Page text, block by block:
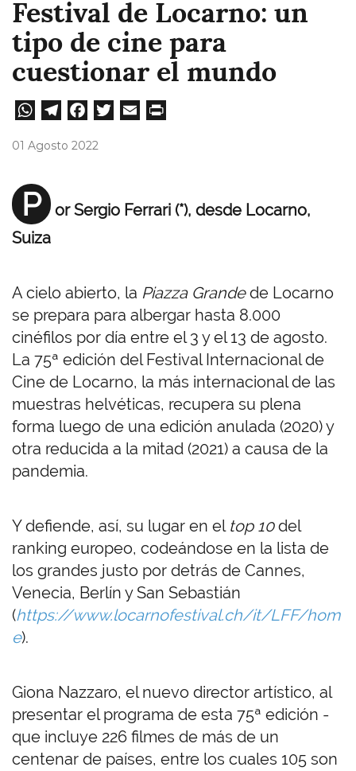
Festival de Locarno: un
tipo de cine para
cuestionar el mundo
W
A
pp
Te
m
Fa
01 Agosto 2022
P
or Sergio Ferrari (*), desde Locarno,
Suiza
A cielo abierto, la Piazza Grandede Locarno
se prepara para albergar hasta 8.000
cinéfilos por día entre el 3 y el 13 de agosto.
La 75ª edición del Festival Internacional de
Cine de Locarno, la más internacional de las
muestras helvéticas, recupera su plena
forma luego de una edición anulada (2020) y
otra reducida a la mitad (2021) a causa de la
pandemia.
Y defiende, así, su lugar en el top 10del
ranking europeo, codeándose en la lista de
los grandes justo por detrás de Cannes,
Venecia, Berlín y San Sebastián
(https://www.locarnofestival.ch/it/LFF/hom
e).
Giona Nazzaro, el nuevo director artístico, al
presentar el programa de esta 75ª edición -
que incluye 226 filmes de más de un
centenar de países, entre los cuales 105 son